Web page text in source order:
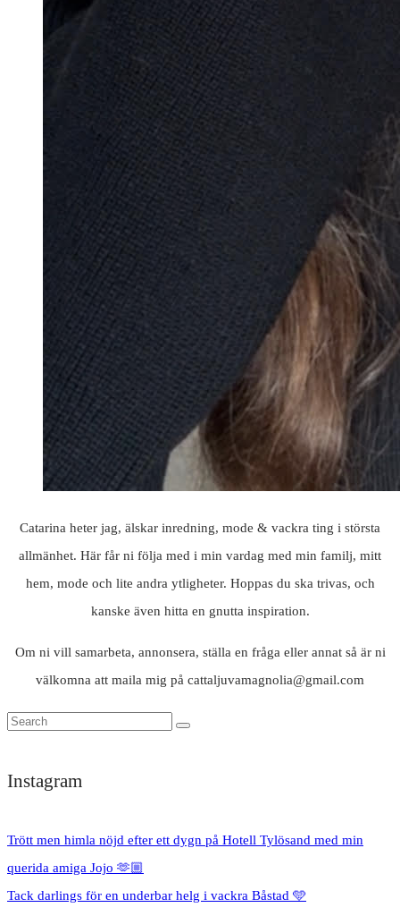
Catarina heter jag, älskar inredning, mode & vackra ting i största
allmänhet. Här får ni följa med i min vardag med min familj, mitt
hem, mode och lite andra ytligheter. Hoppas du ska trivas, och
kanske även hitta en gnutta inspiration.
Om ni vill samarbeta, annonsera, ställa en fråga eller annat så är ni
välkomna att maila mig på cattaljuvamagnolia@gmail.com
Instagram
Trött men himla nöjd efter ett dygn på Hotell Tylösand med min
querida amiga Jojo 🫶🏼
Tack darlings för en underbar helg i vackra Båstad 🩵